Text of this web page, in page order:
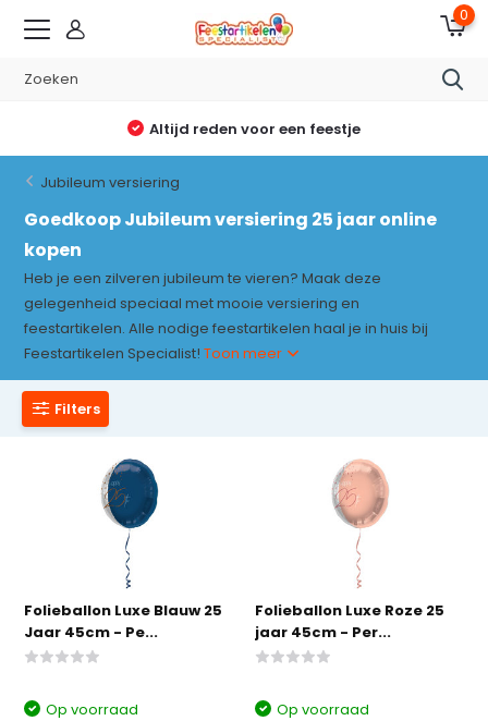
0
Altijd reden voor een feestje
Jubileum versiering
Goedkoop Jubileum versiering 25 jaar online
kopen
Heb je een zilveren jubileum te vieren? Maak deze
gelegenheid speciaal met mooie versiering en
feestartikelen. Alle nodige feestartikelen haal je in huis bij
Feestartikelen Specialist!Toon meer
Filters
Folieballon Luxe Blauw 25
Jaar 45cm - Pe...
Op voorraad
Folieballon Luxe Roze 25
jaar 45cm - Per...
Op voorraad